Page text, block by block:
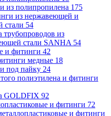
из полипропилена 175
из нержавеющей и
стали 54
трубопроводов из
стали SANHA 54
и фитинги 42
медные 18
под пайку 24
полиэтилена и фитинги
GOLDFIX 92
и фитинги 72
и фитинги